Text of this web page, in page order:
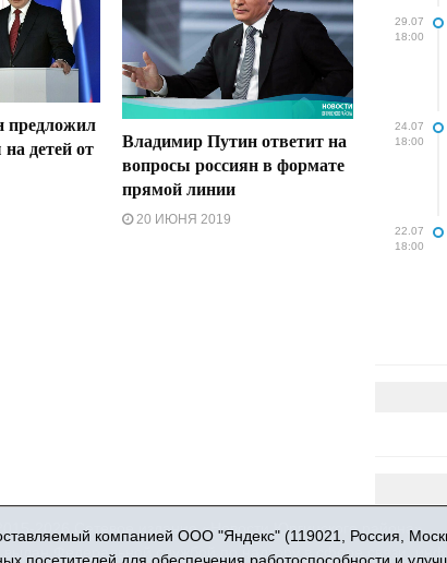
предложил
детей от
Владимир Путин ответит на
вопросы россиян в формате
прямой линии
20 ИЮНЯ 2019
29.07
18:00
24.07
18:00
22.07
18:00
2026 Сетевое издание «Новости Юргинского района»
Федеральной службой по надзору в сфере связи,
компанией ООО "Яндекс" (119021, Россия,